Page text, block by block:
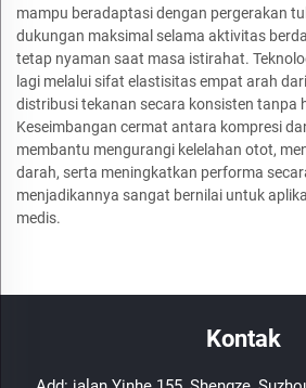
mampu beradaptasi dengan pergerakan
dukungan maksimal selama aktivitas
tetap nyaman saat masa istirahat.
lagi melalui sifat elastisitas empat arah
distribusi tekanan secara konsisten tanpa
Keseimbangan cermat antara kompresi
membantu mengurangi kelelahan otot,
darah, serta meningkatkan performa
menjadikannya sangat bernilai untuk
medis.
Kontak